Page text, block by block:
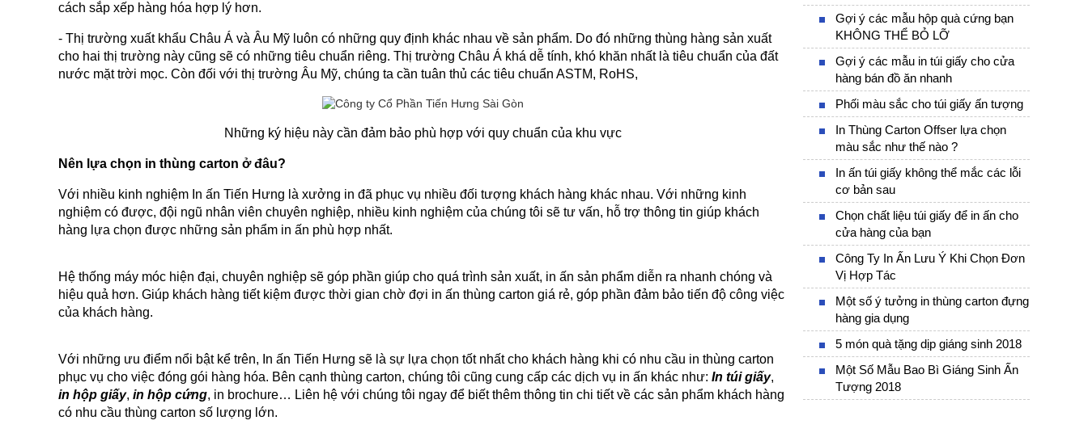
cách sắp xếp hàng hóa hợp lý hơn.
- Thị trường xuất khẩu Châu Á và Âu Mỹ luôn có những quy định khác nhau về sản phẩm. Do đó những thùng hàng sản xuất
cho hai thị trường này cũng sẽ có những tiêu chuẩn riêng. Thị trường Châu Á khá dễ tính, khó khăn nhất là tiêu chuẩn của đất
nước mặt trời mọc. Còn đối với thị trường Âu Mỹ, chúng ta cần tuân thủ các tiêu chuẩn ASTM, RoHS,
Những ký hiệu này cần đảm bảo phù hợp với quy chuẩn của khu vực
Nên lựa chọn in thùng carton ở đâu?
Với nhiều kinh nghiệm In ấn Tiến Hưng là xưởng in đã phục vụ nhiều đối tượng khách hàng khác nhau. Với những kinh
nghiệm có được, đội ngũ nhân viên chuyên nghiệp, nhiều kinh nghiệm của chúng tôi sẽ tư vấn, hỗ trợ thông tin giúp khách
hàng lựa chọn được những sản phẩm in ấn phù hợp nhất.
Hệ thống máy móc hiện đại, chuyên nghiệp sẽ góp phần giúp cho quá trình sản xuất, in ấn sản phẩm diễn ra nhanh chóng và
hiệu quả hơn. Giúp khách hàng tiết kiệm được thời gian chờ đợi in ấn thùng carton giá rẻ, góp phần đảm bảo tiến độ công việc
của khách hàng.
Với những ưu điểm nổi bật kể trên, In ấn Tiến Hưng sẽ là sự lựa chọn tốt nhất cho khách hàng khi có nhu cầu in thùng carton
phục vụ cho việc đóng gói hàng hóa. Bên cạnh thùng carton, chúng tôi cũng cung cấp các dịch vụ in ấn khác như: In túi giấy,
in hộp giấy, in hộp cứng, in brochure… Liên hệ với chúng tôi ngay để biết thêm thông tin chi tiết về các sản phẩm khách hàng
có nhu cầu thùng carton số lượng lớn.
Gợi ý các mẫu hộp quà cứng bạn
KHÔNG THỂ BỎ LỠ
Gợi ý các mẫu in túi giấy cho cửa
hàng bán đồ ăn nhanh
Phối màu sắc cho túi giấy ấn tượng
In Thùng Carton Offser lựa chọn
màu sắc như thế nào ?
In ấn túi giấy không thể mắc các lỗi
cơ bản sau
Chọn chất liệu túi giấy để in ấn cho
cửa hàng của bạn
Công Ty In Ấn Lưu Ý Khi Chọn Đơn
Vị Hợp Tác
Một số ý tưởng in thùng carton đựng
hàng gia dụng
5 món quà tặng dịp giáng sinh 2018
Một Số Mẫu Bao Bì Giáng Sinh Ấn
Tượng 2018